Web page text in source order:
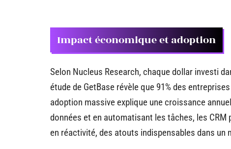
Impact économique et adoption
Selon Nucleus Research, chaque dollar investi
étude de GetBase révèle que 91% des
adoption massive explique une croissance
données et en automatisant les tâches, les
en réactivité, des atouts indispensables dans un